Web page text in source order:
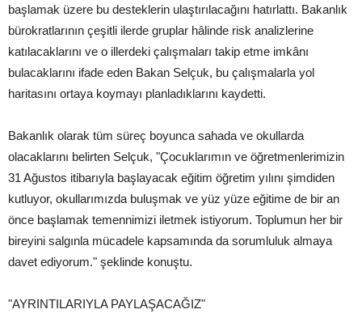
başlamak üzere bu desteklerin ulaştırılacağını hatırlattı. Bakanlık
bürokratlarının çeşitli ilerde gruplar hâlinde risk analizlerine
katılacaklarını ve o illerdeki çalışmaları takip etme imkânı
bulacaklarını ifade eden Bakan Selçuk, bu çalışmalarla yol
haritasını ortaya koymayı planladıklarını kaydetti.
Bakanlık olarak tüm süreç boyunca sahada ve okullarda
olacaklarını belirten Selçuk, "Çocuklarımın ve öğretmenlerimizin
31 Ağustos itibarıyla başlayacak eğitim öğretim yılını şimdiden
kutluyor, okullarımızda buluşmak ve yüz yüze eğitime de bir an
önce başlamak temennimizi iletmek istiyorum. Toplumun her bir
bireyini salgınla mücadele kapsamında da sorumluluk almaya
davet ediyorum." şeklinde konuştu.
"AYRINTILARIYLA PAYLAŞACAĞIZ"